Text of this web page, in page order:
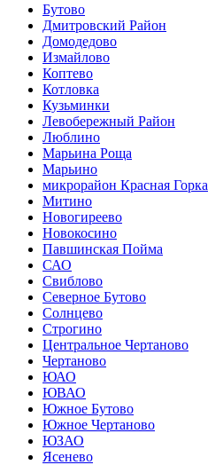
Бутово
Дмитровский Район
Домодедово
Измайлово
Коптево
Котловка
Кузьминки
Левобережный Район
Люблино
Марьина Роща
Марьино
микрорайон Красная Горка
Митино
Новогиреево
Новокосино
Павшинская Пойма
САО
Свиблово
Северное Бутово
Солнцево
Строгино
Центральное Чертаново
Чертаново
ЮАО
ЮВАО
Южное Бутово
Южное Чертаново
ЮЗАО
Ясенево